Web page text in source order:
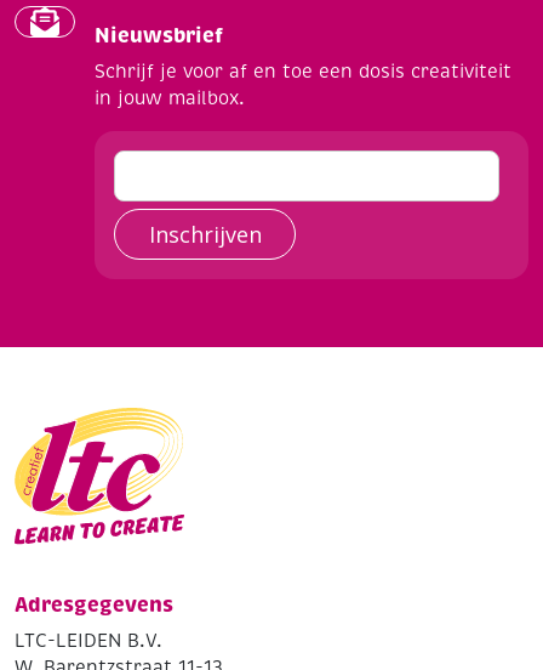
Nieuwsbrief
Schrijf je voor af en toe een dosis creativiteit
in jouw mailbox.
Inschrijven
Adresgegevens
LTC-LEIDEN B.V.